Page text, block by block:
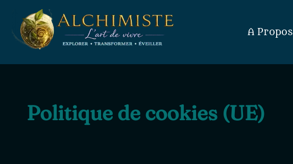
contenu
A Propos
Politique de cookies (UE)